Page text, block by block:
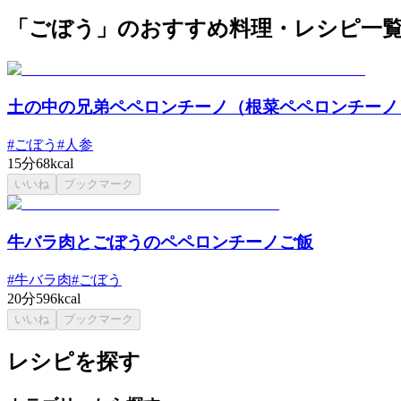
「ごぼう」のおすすめ料理・レシピ一
土の中の兄弟ペペロンチーノ（根菜ペペロンチー
#ごぼう #人参
15分68kcal
いいね ブックマーク
牛バラ肉とごぼうのペペロンチーノご飯
#牛バラ肉#ごぼう
20分596kcal
いいね ブックマーク
レシピを探す